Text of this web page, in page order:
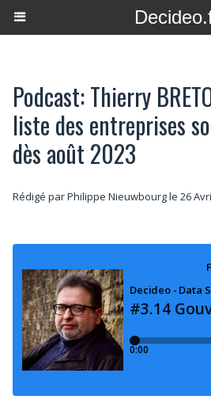
Podcast: Thierry
liste des entreprises
dès août 2023
Rédigé parPhilippe Nieuwbourgle 26